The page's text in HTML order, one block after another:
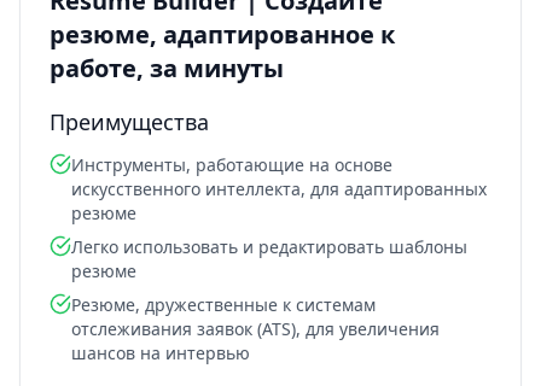
резюме, адаптированное к
работе, за минуты
Преимущества
Инструменты, работающие на основе
искусственного интеллекта, для адаптированных
резюме
Легко использовать и редактировать шаблоны
резюме
Резюме, дружественные к системам
отслеживания заявок (ATS), для увеличения
шансов на интервью